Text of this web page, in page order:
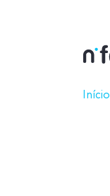
Início